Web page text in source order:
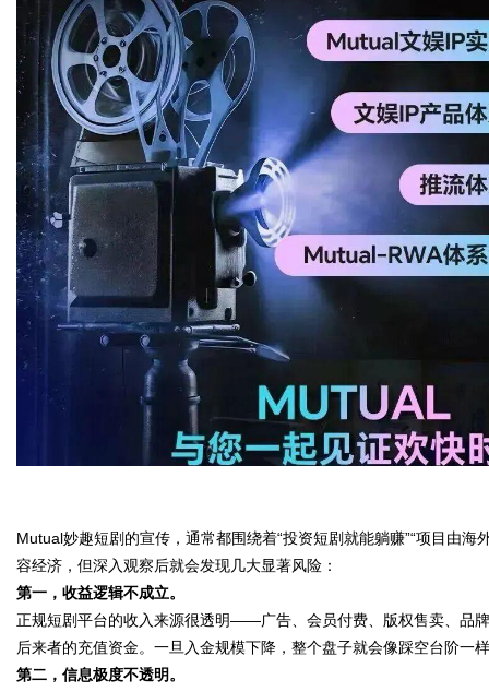
Mutual妙趣短剧的宣传，通常都围绕着“投资短剧就能躺赚”“项目由
容经济，但深入观察后就会发现几大显著风险：
第一，收益逻辑不成立。
正规短剧平台的收入来源很透明——广告、会员付费、版权售卖、品
后来者的充值资金。一旦入金规模下降，整个盘子就会像踩空台阶一
第二，信息极度不透明。